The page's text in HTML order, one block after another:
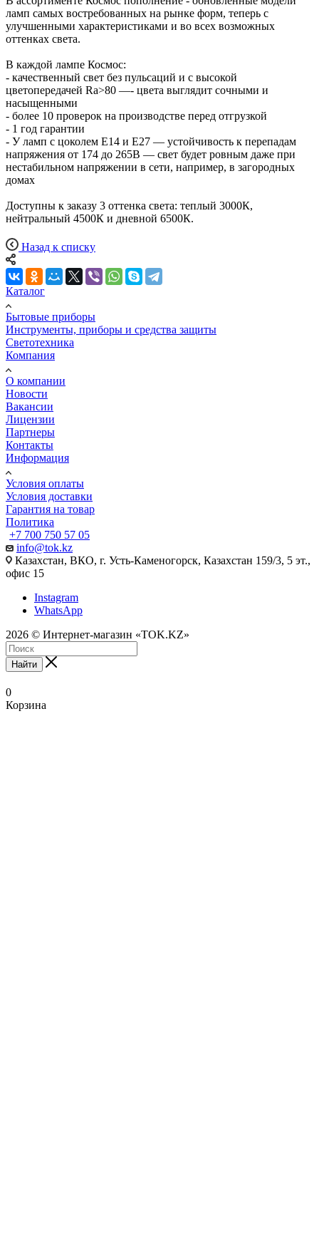
ламп самых востребованных на рынке форм, теперь с
улучшенными характеристиками и во всех возможных
оттенках света.
В каждой лампе Космос:
- качественный свет без пульсаций и с высокой
цветопередачей Ra>80 —- цвета выглядит сочными и
насыщенными
- более 10 проверок на производстве перед отгрузкой
- 1 год гарантии
- У ламп с цоколем Е14 и Е27 — устойчивость к перепадам
напряжения от 174 до 265В — свет будет ровным даже при
нестабильном напряжении в сети, например, в загородных
домах
Доступны к заказу 3 оттенка света: теплый 3000К,
нейтральный 4500К и дневной 6500К.
Назад к списку
Каталог
Бытовые приборы
Инструменты, приборы и средства защиты
Светотехника
Компания
О компании
Новости
Вакансии
Лицензии
Партнеры
Контакты
Информация
Условия оплаты
Условия доставки
Гарантия на товар
Политика
+7 700 750 57 05
info@tok.kz
Казахстан, ВКО, г. Усть-Каменогорск, Казахстан 159/3, 5 эт.,
офис 15
Instagram
WhatsApp
2026 © Интернет-магазин «TOK.KZ»
Найти
0
Корзина